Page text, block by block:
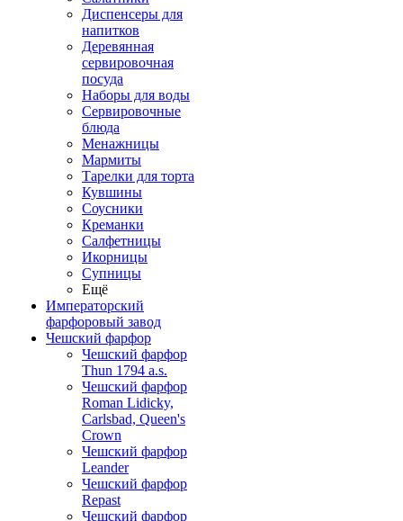
Диспенсеры для
напитков
Деревянная
сервировочная
посуда
Наборы для воды
Сервировочные
блюда
Менажницы
Мармиты
Тарелки для торта
Кувшины
Соусники
Креманки
Салфетницы
Икорницы
Супницы
Ещё
Императорский
фарфоровый завод
Чешский фарфор
Чешский фарфор
Thun 1794 a.s.
Чешский фарфор
Roman Lidicky,
Carlsbad, Queen's
Crown
Чешский фарфор
Leander
Чешский фарфор
Repast
Чешский фарфор